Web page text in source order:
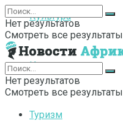
Культура
Интернет
Туризм
Нет результатов
Смотреть все результаты
Нет результатов
Смотреть все результаты